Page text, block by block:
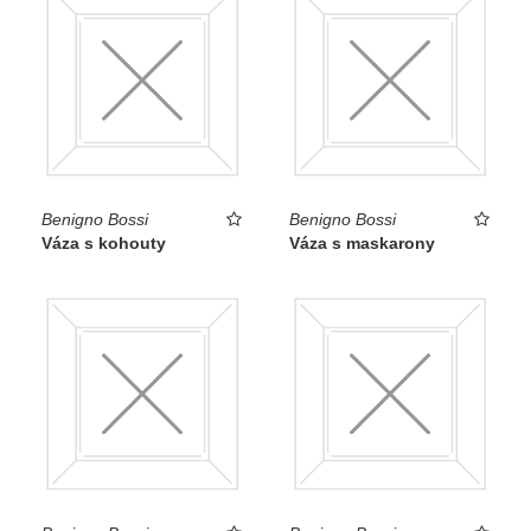
Benigno Bossi
Váza s kohouty
Benigno Bossi
Váza s maskarony